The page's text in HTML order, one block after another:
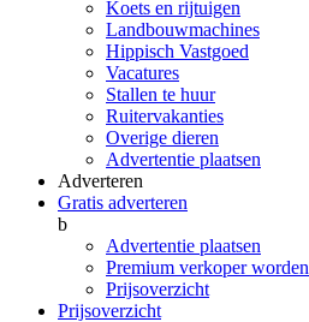
Koets en rijtuigen
Landbouwmachines
Hippisch Vastgoed
Vacatures
Stallen te huur
Ruitervakanties
Overige dieren
Advertentie plaatsen
Adverteren
Gratis adverteren
b
Advertentie plaatsen
Premium verkoper worden
Prijsoverzicht
Prijsoverzicht